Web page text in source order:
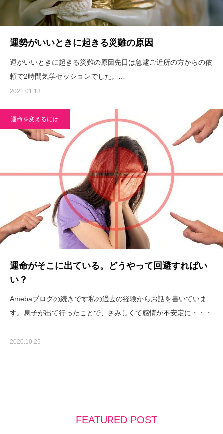
運勢がいいときに起きる災難の原因
運がいいときに起きる災難の原因先日は急遽ご近所の方からの依
頼で2時間気学セッションでした。…
2021.01.13
運命を変えるには
運命がそこに出ている。どうやって回避すればい
い？
Amebaブログの続きです私の過去の経験からお話を書いていま
す。息子が出て行ったことで、さみしくて感情が不安定に・・・
2020.10.25
FEATURED POST